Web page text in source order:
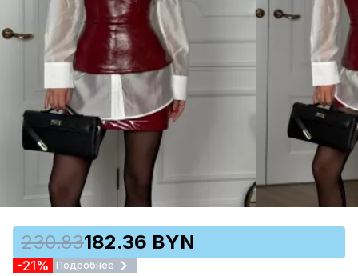
230.83182.36 BYN
-21% Подробнее